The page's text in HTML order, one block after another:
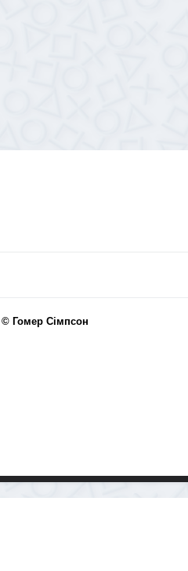
Гомер Сімпсон